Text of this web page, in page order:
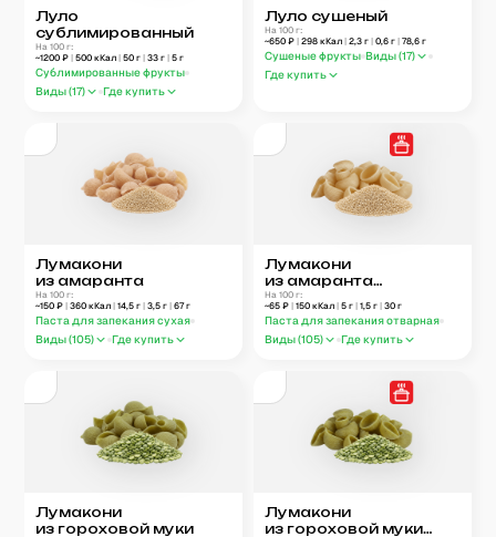
Луло
сублимированный
На 100 г:
~1200 ₽| 500 кКал| 50 г| 33 г| 5 г
Сублимированные фрукты
Виды (17) Где купить
Луло сушеный
На 100 г:
~650 ₽ | 298 кКал | 2,3 г | 0,6 г | 78,6 г
Сушеные фрукты Виды (17)
Где купить
Лумакони
из амаранта
На 100 г:
~150 ₽| 360 кКал| 14,5 г| 3,5 г| 67г
Паста для запекания сухая
Виды (105) Где купить
Лумакони
из амаранта
отварные
На 100 г:
~65 ₽ | 150 кКал | 5 г | 1,5 г | 30 г
Паста для запекания отварная
Виды (105) Где купить
Лумакони
из гороховой муки
Лумакони
из гороховой муки